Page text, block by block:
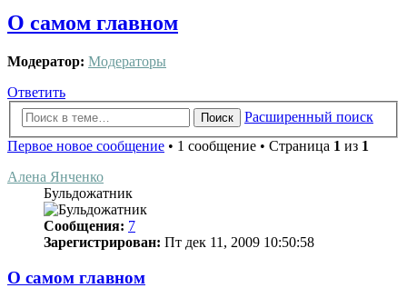
О самом главном
Модератор: Модераторы
Ответить
Поиск
Расширенный поиск
Первое новое сообщение • 1 сообщение • Страница 1 из 1
Алена Янченко
Бульдожатник
Сообщения: 7
Зарегистрирован: Пт дек 11, 2009 10:50:58
О самом главном